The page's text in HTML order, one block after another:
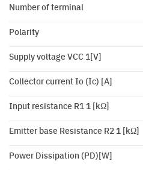
Number of terminal
Polarity
Supply voltage VCC 1[V]
Collector current Io (Ic) [A]
Input resistance R1 1 [kΩ]
Emitter base Resistance R2 1 [kΩ]
Power Dissipation (PD)[W]